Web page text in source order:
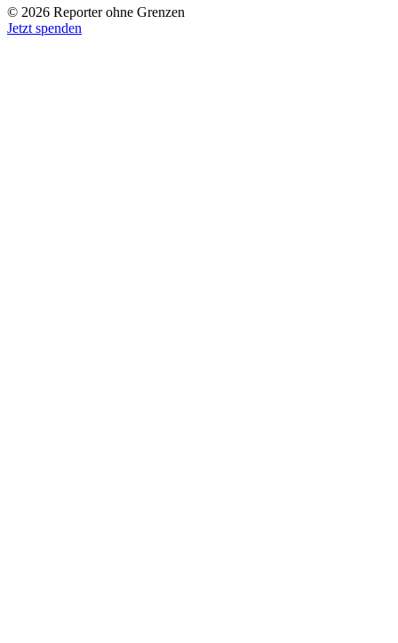
© 2026 Reporter ohne Grenzen
Jetzt spenden